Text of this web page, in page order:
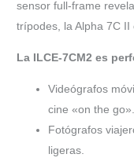
sensor full-frame
trípodes, la Alpha 7C II
La ILCE-7CM2 es
Videógrafos
cine «on the go».
Fotógrafos
ligeras.